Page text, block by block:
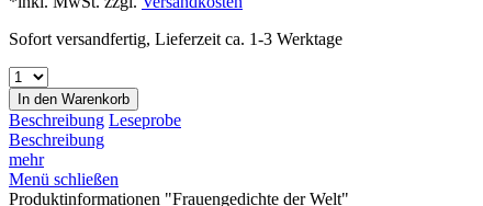
Sofort versandfertig, Lieferzeit ca. 1-3 Werktage
In den Warenkorb
Beschreibung Leseprobe
Beschreibung
mehr
Menü schließen
Produktinformationen "Frauengedichte der Welt"